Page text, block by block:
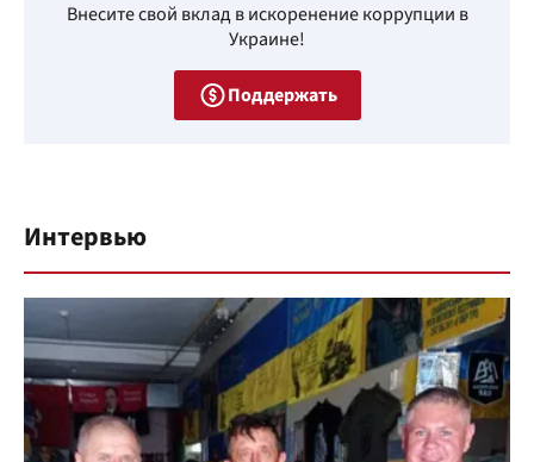
Внесите свой вклад в искоренение коррупции в
Украине!
Поддержать
Интервью